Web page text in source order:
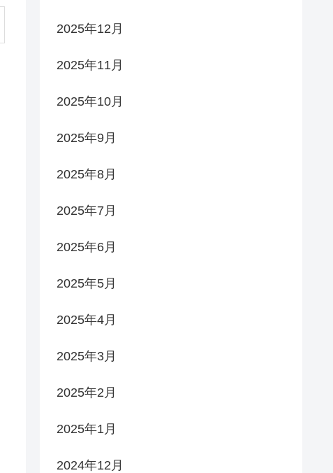
2025年12月
2025年11月
2025年10月
2025年9月
2025年8月
2025年7月
2025年6月
2025年5月
2025年4月
2025年3月
2025年2月
2025年1月
2024年12月